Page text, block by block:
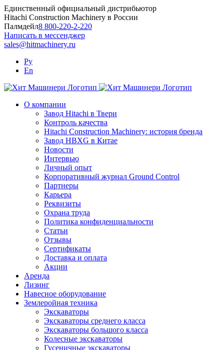
Skip
to
content
Единственный официальный дистрибьютор
Hitachi Construction Machinery в России
Палмдейл8 800-220-2-220
Написать в мессенджер
sales@hitmachinery.ru
Ру
En
О компании
Завод Hitachi в Твери
Контроль качества
Hitachi Construction Machinery: история бренда
Завод HBXG в Китае
Новости
Интервью
Личный опыт
Корпоративный журнал Ground Control
Партнеры
Карьера
Реквизиты
Охрана труда
Политика конфиденциальности
Статьи
Отзывы
Сертификаты
Доставка и оплата
Акции
Аренда
Лизинг
Навесное оборудование
Землеройная техника
Экскаваторы
Экскаваторы среднего класса
Экскаваторы большого класса
Колесные экскаваторы
Гусеничные экскаваторы